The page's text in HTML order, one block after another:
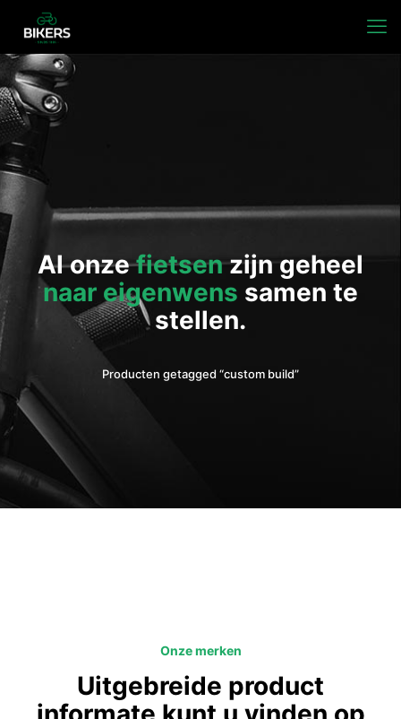
Al onzefietsenzijn geheel
naar eigenwens samen te
stellen.
Producten getagged “custom build”
Onze merken
Uitgebreide product